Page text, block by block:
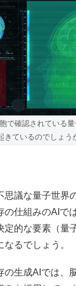
で確認されている
きているのでしょう
思議な量子世界
の仕組みのAIで
定的な要素（量
るでしょう。
の生成AIでは、